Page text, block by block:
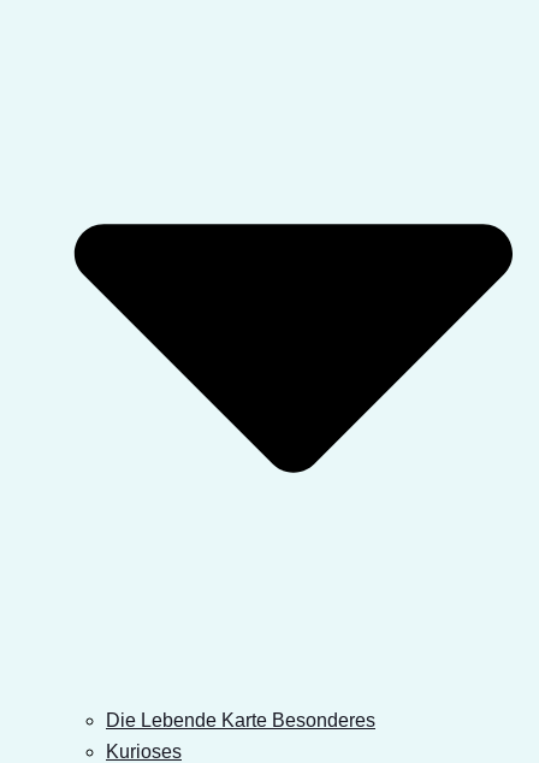
Die Lebende Karte Besonderes
Kurioses